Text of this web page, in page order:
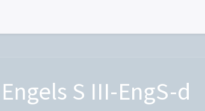
Engels S III-EngS-d